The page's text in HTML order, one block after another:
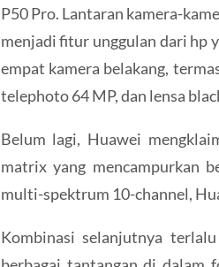
P50 Pro. Lantaran kamera-
menjadi fitur unggulan dari hp
empat kamera belakang,
telephoto 64 MP, dan lensa
Belum lagi, Huawei
matrix yang mencampurkan
multi-spektrum 10-channel,
Kombinasi selanjutnya